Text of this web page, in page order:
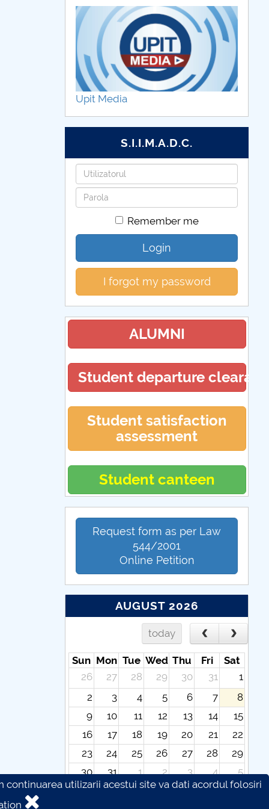
Upit Media
S.I.I.M.A.D.C.
Username
Password
Remember me
Login
I forgot my password
ALUMNI
Student departure
Student satisfaction
assessment
Student canteen
Request form as per Law
544/2001
Online Petition
AUGUST 2026
today
Sun Mon Tue Wed Thu Fri
Sat
26
27 28 29 30 31
1
2
3 4 5 6 7
8
9
10 11 12 13 14
15
16
17 18 19 20 21
22
23
24 25 26 27 28
29
30
31 1 2 3 4
5
continuarea utilizarii acestui site va dati acordul folosiri